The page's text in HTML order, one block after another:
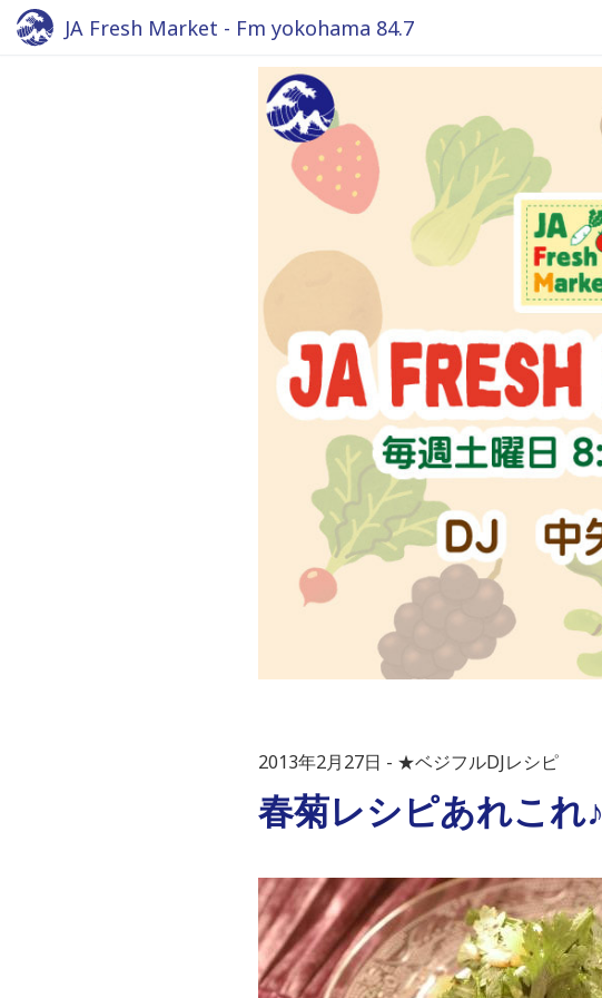
JA Fresh Market - Fm yokohama 84.7
2013年2月27日 ★ベジフルDJレシピ
春菊レシピあれこれ♪